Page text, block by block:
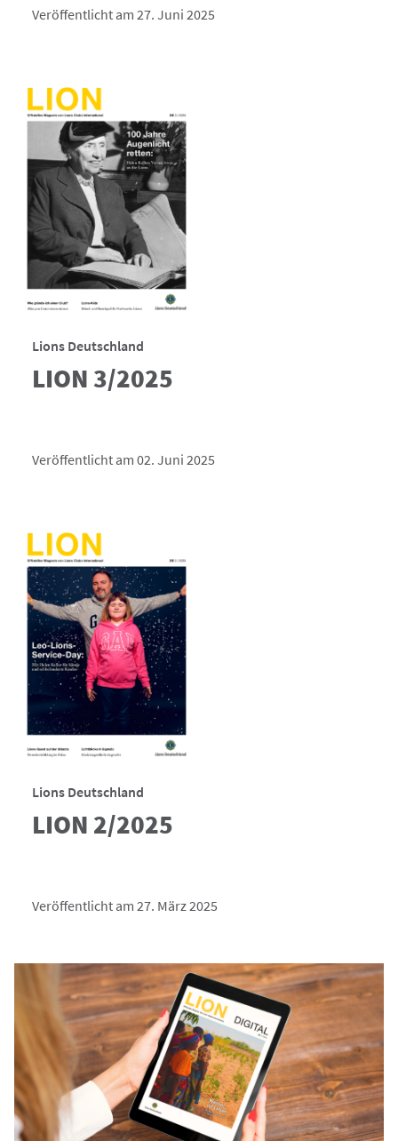
Veröffentlicht am 27. Juni 2025
Lions Deutschland
LION 3/2025
Veröffentlicht am 02. Juni 2025
Lions Deutschland
LION 2/2025
Veröffentlicht am 27. März 2025